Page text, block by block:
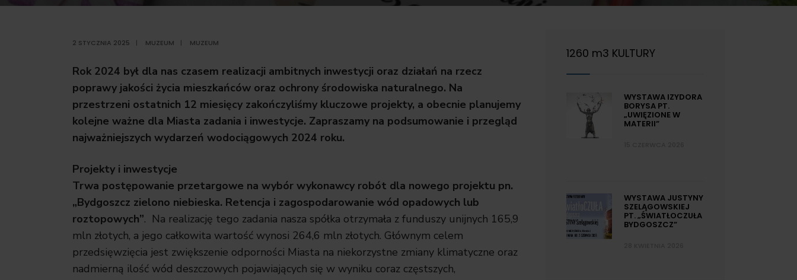
2 STYCZNIA 2025 | MUZEUM | MUZEUM
Rok 2024 był dla nas czasem realizacji ambitnych inwestycji oraz działań na rzecz
poprawy jakości życia mieszkańców oraz ochrony środowiska naturalnego. Na
przestrzeni ostatnich 12 miesięcy zakończyliśmy kluczowe projekty, a obecnie planujemy
kolejne ważne dla Miasta zadania i inwestycje. Zapraszamy na podsumowanie i przegląd
najważniejszych wydarzeń wodociągowych 2024 roku.
Projekty i inwestycje
Trwa postępowanie przetargowe na wybór wykonawcy robót dla nowego projektu pn.
„Bydgoszcz zielono niebieska. Retencja i zagospodarowanie wód opadowych lub
roztopowych”. Na realizację tego zadania nasza spółka otrzymała z funduszy unijnych 165,9
mln złotych, a jego całkowita wartość wynosi 264,6 mln złotych. Głównym celem
przedsięwzięcia jest zwiększenie odporności Miasta na niekorzystne zmiany klimatyczne oraz
nadmierną ilość wód deszczowych pojawiających się w wyniku coraz częstszych,
1260 m3 KULTURY
WYSTAWA IZYDORA
BORYSA PT.
„UWIĘZIONE W
MATERII”
WYSTAWA JUSTYNY
SZELĄGOWSKIEJ
PT. „ŚWIATŁOCZUŁA
BYDGOSZCZ”